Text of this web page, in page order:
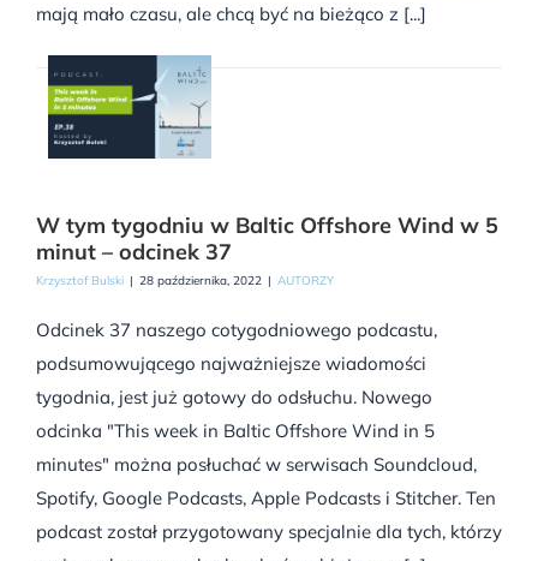
mają mało czasu, ale chcą być na bieżąco z [...]
W tym tygodniu w Baltic Offshore Wind w 5
minut – odcinek 37
Krzysztof Bulski | 28 października, 2022 | AUTORZY
Odcinek 37 naszego cotygodniowego podcastu,
podsumowującego najważniejsze wiadomości
tygodnia, jest już gotowy do odsłuchu. Nowego
odcinka "This week in Baltic Offshore Wind in 5
minutes" można posłuchać w serwisach Soundcloud,
Spotify, Google Podcasts, Apple Podcasts i Stitcher. Ten
podcast został przygotowany specjalnie dla tych, którzy